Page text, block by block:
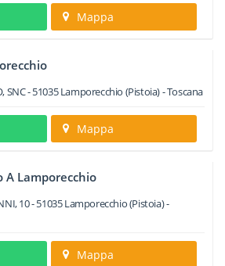
Mappa
SNC-51035 Lamporecchio (Pistoia) -Toscana
Mappa
A Lamporecchio
10-51035Lamporecchio(Pistoia) -
Mappa